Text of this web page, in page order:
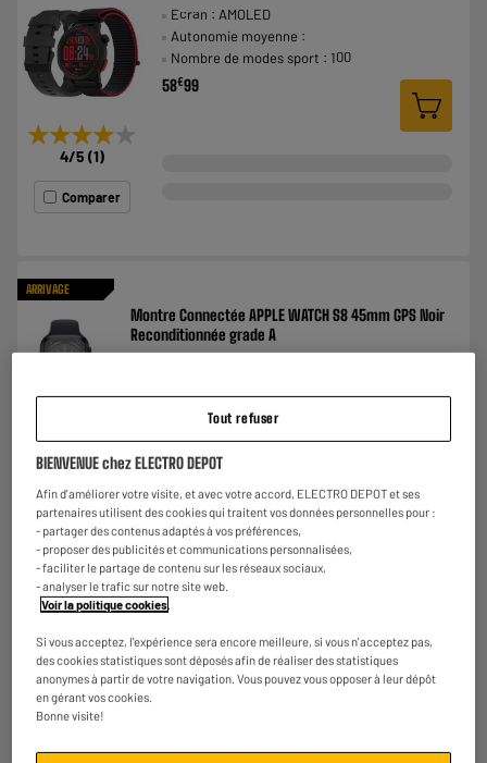
★★★★★
★★★★★
4/5 (1)
Comparer
Ecran : AMOLED
Autonomie moyenne :
Nombre de modes sport : 100
58€99
ARRIVAGE
Comparer
Montre Connectée APPLE WATCH S8 45mm GPS Noir
Reconditionnée grade A
Nombre de modes sport : 18
Payer enplusieurs fois
Tout refuser
BIENVENUE chez ELECTRO DEPOT
Afin d'améliorer votre visite, et avec votre accord, ELECTRO DEPOT et ses
partenaires utilisent des cookies qui traitent vos données personnelles pour :
- partager des contenus adaptés à vos préférences,
- proposer des publicités et communications personnalisées,
- faciliter le partage de contenu sur les réseaux sociaux,
- analyser le trafic sur notre site web.
Voir la politique cookies.
Si vous acceptez, l'expérience sera encore meilleure, si vous n'acceptez pas,
des cookies statistiques sont déposés afin de réaliser des statistiques
anonymes à partir de votre navigation. Vous pouvez vous opposer à leur dépôt
en gérant vos cookies.
Bonne visite!